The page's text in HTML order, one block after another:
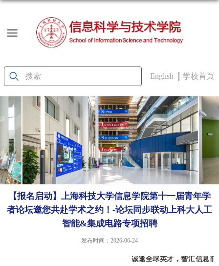
English 学校首页
【报名启动】上海科技大学信息学院第十一届青年学
者论坛邀您共赴学术之约！-论坛同步联动上科大人工
智能&集成电路专项招聘
发布时间：2026-06-24
诚邀全球英才，智汇信息前